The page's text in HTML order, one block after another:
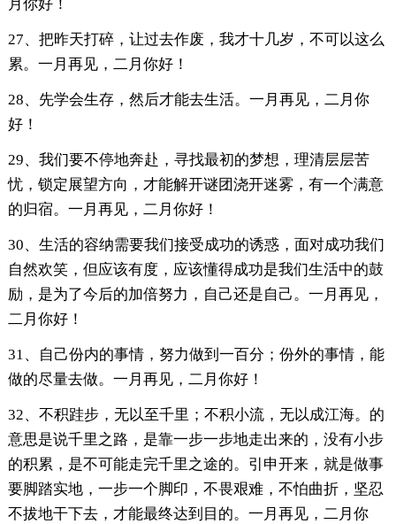
月你好！
27、把昨天打碎，让过去作废，我才十几岁，不可以这么
累。一月再见，二月你好！
28、先学会生存，然后才能去生活。一月再见，二月你
好！
29、我们要不停地奔赴，寻找最初的梦想，理清层层苦
忧，锁定展望方向，才能解开谜团浇开迷雾，有一个满意
的归宿。一月再见，二月你好！
30、生活的容纳需要我们接受成功的诱惑，面对成功我们
自然欢笑，但应该有度，应该懂得成功是我们生活中的鼓
励，是为了今后的加倍努力，自己还是自己。一月再见，
二月你好！
31、自己份内的事情，努力做到一百分；份外的事情，能
做的尽量去做。一月再见，二月你好！
32、不积跬步，无以至千里；不积小流，无以成江海。的
意思是说千里之路，是靠一步一步地走出来的，没有小步
的积累，是不可能走完千里之途的。引申开来，就是做事
要脚踏实地，一步一个脚印，不畏艰难，不怕曲折，坚忍
不拔地干下去，才能最终达到目的。一月再见，二月你